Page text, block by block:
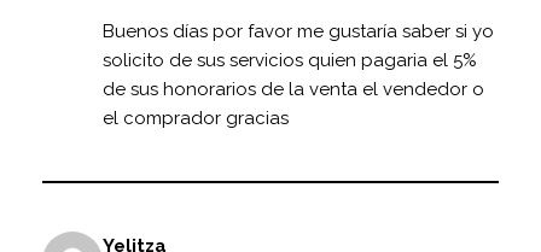
Buenos días por favor me gustaría saber si yo
solicito de sus servicios quien pagaria el 5%
de sus honorarios de la venta el vendedor o
el comprador gracias
Yelitza